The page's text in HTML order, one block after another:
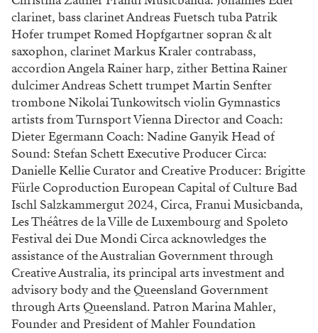
clarinet, bass clarinet Andreas Fuetsch tuba Patrik
Hofer trumpet Romed Hopfgartner sopran & alt
saxophon, clarinet Markus Kraler contrabass,
accordion Angela Rainer harp, zither Bettina Rainer
dulcimer Andreas Schett trumpet Martin Senfter
trombone Nikolai Tunkowitsch violin Gymnastics
artists from Turnsport Vienna Director and Coach:
Dieter Egermann Coach: Nadine Ganyik Head of
Sound: Stefan Schett Executive Producer Circa:
Danielle Kellie Curator and Creative Producer: Brigitte
Fürle Coproduction European Capital of Culture Bad
Ischl Salzkammergut 2024, Circa, Franui Musicbanda,
Les Théâtres de la Ville de Luxembourg and Spoleto
Festival dei Due Mondi Circa acknowledges the
assistance of the Australian Government through
Creative Australia, its principal arts investment and
advisory body and the Queensland Government
through Arts Queensland. Patron Marina Mahler,
Founder and President of Mahler Foundation